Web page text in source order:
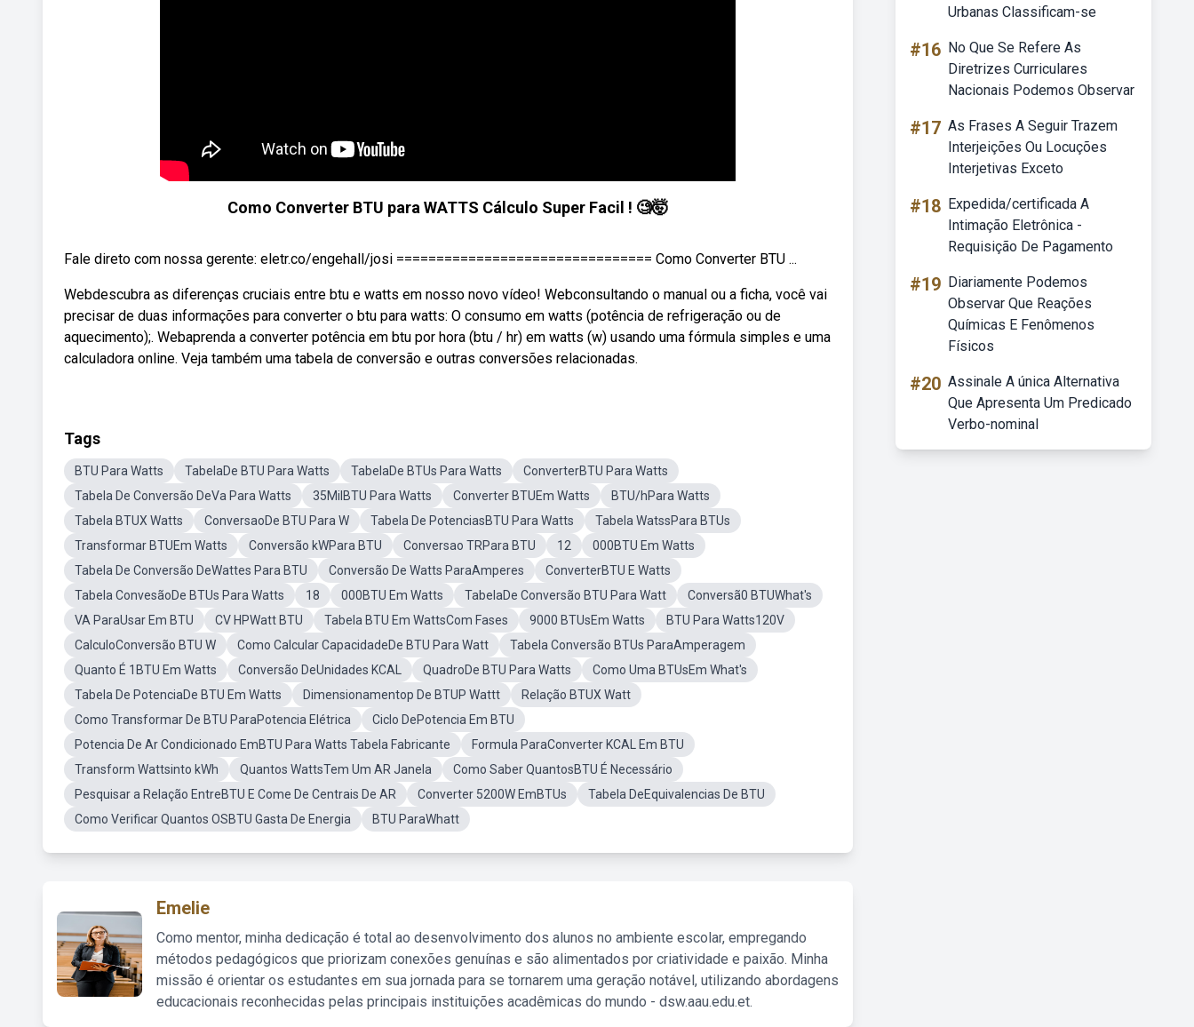
Como Converter BTU para WATTS Cálculo Super Facil ! 🧐🤯
Fale direto com nossa gerente: eletr.co/engehall/josi ================================ Como Converter BTU ...
Webdescubra as diferenças cruciais entre btu e watts em nosso novo vídeo! Webconsultando o manual ou a ficha, você vai
precisar de duas informações para converter o btu para watts: O consumo em watts (potência de refrigeração ou de
aquecimento);. Webaprenda a converter potência em btu por hora (btu / hr) em watts (w) usando uma fórmula simples e uma
calculadora online. Veja também uma tabela de conversão e outras conversões relacionadas.
Tags
BTU Para Watts TabelaDe BTU Para Watts TabelaDe BTUs Para Watts
ConverterBTU Para Watts
Tabela De Conversão DeVa Para Watts
35MilBTU Para Watts Converter BTUEm Watts
BTU/hPara Watts
Tabela BTUX Watts
ConversaoDe BTU Para W Tabela De PotenciasBTU Para Watts
Tabela WatssPara BTUs
Transformar BTUEm Watts
Conversão kWPara BTU Conversao TRPara BTU 12
000BTU Em Watts
Tabela De Conversão DeWattes Para BTU
Conversão De Watts ParaAmperes
ConverterBTU E Watts
Tabela ConvesãoDe BTUs Para Watts
18 000BTU Em Watts TabelaDe Conversão BTU Para Watt
Conversã0 BTUWhat's
VA ParaUsar Em BTU
CV HPWatt BTU Tabela BTU Em WattsCom Fases 9000 BTUsEm Watts
BTU Para Watts120V
CalculoConversão BTU W
Como Calcular CapacidadeDe BTU Para Watt
Tabela Conversão BTUs ParaAmperagem
Quanto É 1BTU Em Watts
Conversão DeUnidades KCAL QuadroDe BTU Para Watts
Como Uma BTUsEm What's
Tabela De PotenciaDe BTU Em Watts
Dimensionamentop De BTUP Wattt
Relação BTUX Watt
Como Transformar De BTU ParaPotencia Elétrica
Ciclo DePotencia Em BTU
Potencia De Ar Condicionado EmBTU Para Watts Tabela Fabricante
Formula ParaConverter KCAL Em BTU
Transform Wattsinto kWh
Quantos WattsTem Um AR Janela
Como Saber QuantosBTU É Necessário
Pesquisar a Relação EntreBTU E Come De Centrais De AR
Converter 5200W EmBTUs
Tabela DeEquivalencias De BTU
Como Verificar Quantos OSBTU Gasta De Energia
BTU ParaWhatt
Emelie
Como mentor, minha dedicação é total ao desenvolvimento dos alunos no ambiente escolar, empregando
métodos pedagógicos que priorizam conexões genuínas e são alimentados por criatividade e paixão. Minha
missão é orientar os estudantes em sua jornada para se tornarem uma geração notável, utilizando abordagens
educacionais reconhecidas pelas principais instituições acadêmicas do mundo - dsw.aau.edu.et.
Urbanas Classificam-se
#16 No Que Se Refere As
Diretrizes Curriculares
Nacionais Podemos Observar
#17 As Frases A Seguir Trazem
Interjeições Ou Locuções
Interjetivas Exceto
#18 Expedida/certificada A
Intimação Eletrônica -
Requisição De Pagamento
#19 Diariamente Podemos
Observar Que Reações
Químicas E Fenômenos
Físicos
#20 Assinale A única Alternativa
Que Apresenta Um Predicado
Verbo-nominal